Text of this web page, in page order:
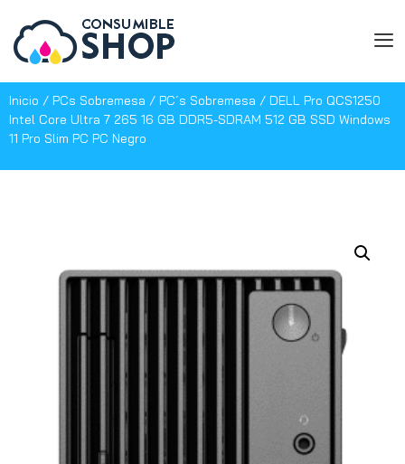
Inicio / PCs Sobremesa / PC´s Sobremesa / DELL Pro QCS1250
Intel Core Ultra 7 265 16 GB DDR5-SDRAM 512 GB SSD Windows
11 Pro Slim PC PC Negro